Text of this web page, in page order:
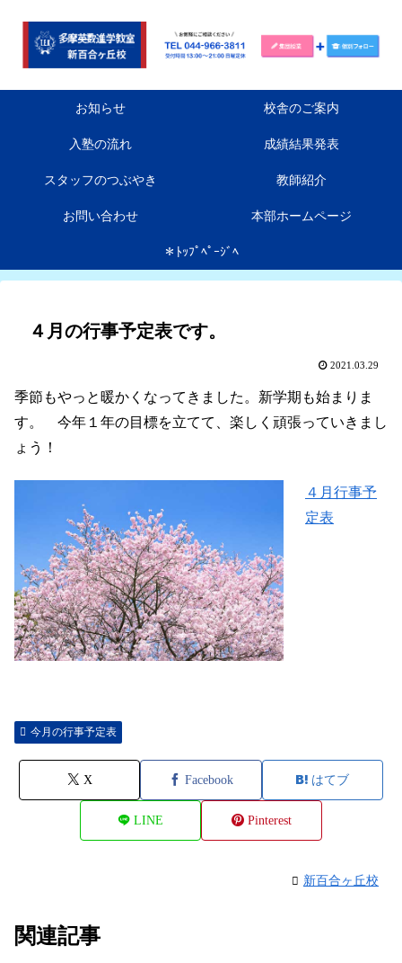
お知らせ 校舎のご案内
入塾の流れ 成績結果発表
スタッフのつぶやき 教師紹介
お問い合わせ 本部ホームページ
＊ﾄｯﾌﾟﾍﾟｰｼﾞﾍ
４月の行事予定表です。
2021.03.29
季節もやっと暖かくなってきました。新学期も始まりま
す。 今年１年の目標を立てて、楽しく頑張っていきまし
ょう！
４月行事予
定表
今月の行事予定表
X Facebook はてブ
LINE Pinterest
新百合ヶ丘校
関連記事